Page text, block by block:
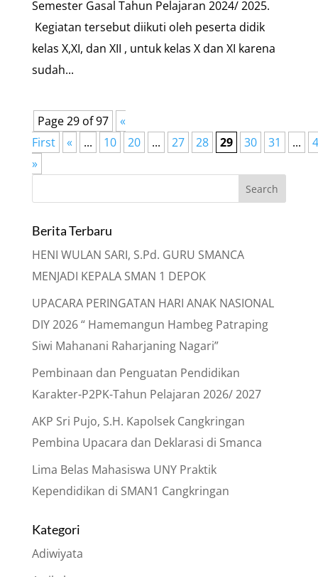
Semester Gasal Tahun Pelajaran 2024/ 2025.
Kegiatan tersebut diikuti oleh peserta didik
kelas X,XI, dan XII , untuk kelas X dan XI karena
sudah...
Page 29 of 97
«
First
« ... 10 20 ... 27 28 29 30 31 ...
»
Berita Terbaru
HENI WULAN SARI, S.Pd. GURU SMANCA
MENJADI KEPALA SMAN 1 DEPOK
UPACARA PERINGATAN HARI ANAK NASIONAL
DIY 2026 “ Hamemangun Hambeg Patraping
Siwi Mahanani Raharjaning Nagari”
Pembinaan dan Penguatan Pendidikan
Karakter-P2PK-Tahun Pelajaran 2026/ 2027
AKP Sri Pujo, S.H. Kapolsek Cangkringan
Pembina Upacara dan Deklarasi di Smanca
Lima Belas Mahasiswa UNY Praktik
Kependidikan di SMAN1 Cangkringan
Kategori
Adiwiyata